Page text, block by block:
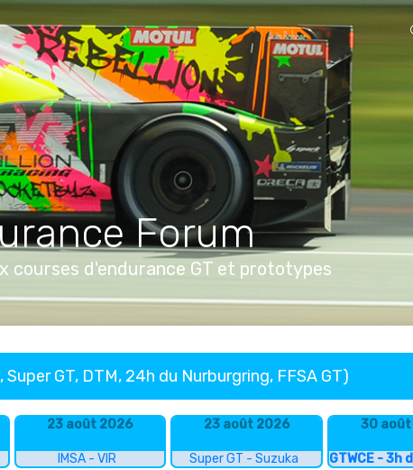
Forum
courses d'endurance GT et prototypes
Super GT, DTM, 24h du Nurburgring, FFSA GT)
23 août 2026
IMSA - VIR
23 août 2026
Super GT - Suzuka
30
GTWCE - 3h